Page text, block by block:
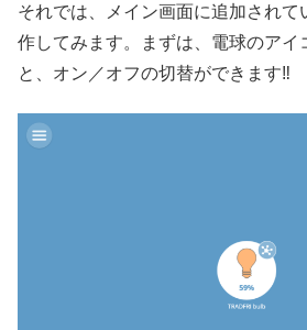
それでは、メイン画面に追加されて
作してみます。まずは、電球のアイ
と、オン／オフの切替ができます‼️